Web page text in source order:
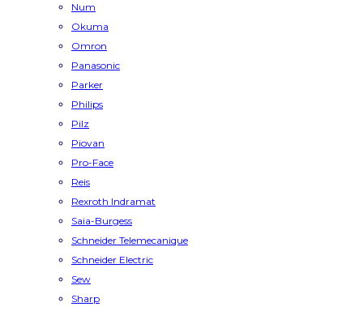
Num
Okuma
Omron
Panasonic
Parker
Philips
Pilz
Piovan
Pro-Face
Reis
Rexroth Indramat
Saia-Burgess
Schneider Telemecanique
Schneider Electric
Sew
Sharp